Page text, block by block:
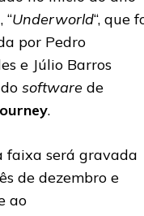
“Underworld“, que
por Pedro
e Júlio Barros
software de
.
faixa será gravada
de dezembro e
ao